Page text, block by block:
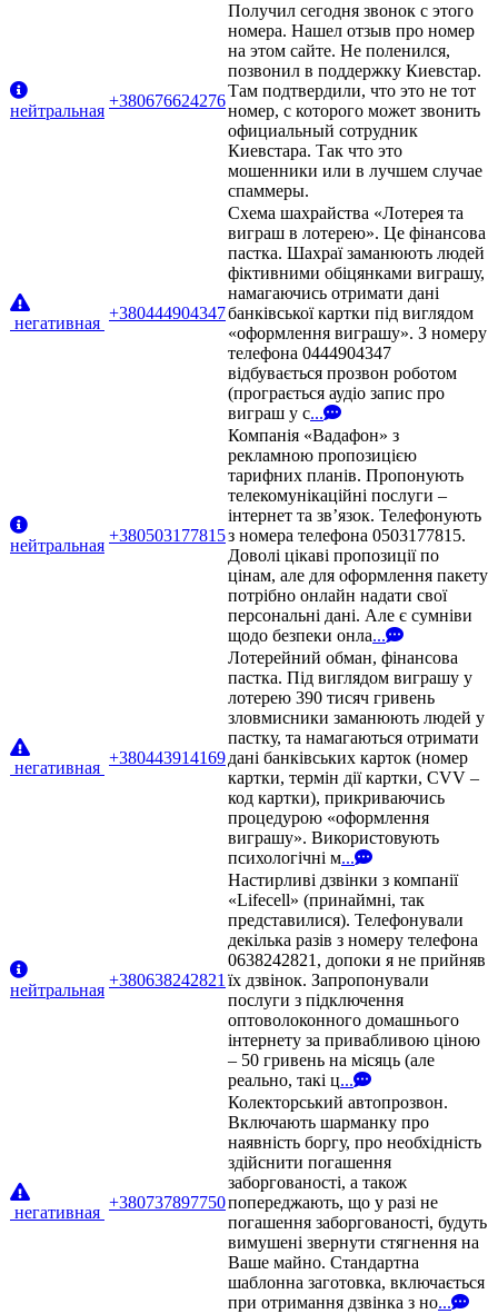
нейтральная
+380676624276
Получил сегодня звонок с этого
номера. Нашел отзыв про номер
на этом сайте. Не поленился,
позвонил в поддержку Киевстар.
Там подтвердили, что это не тот
номер, с которого может звонить
официальный сотрудник
Киевстара. Так что это
мошенники или в лучшем случае
спаммеры.
негативная
+380444904347
Схема шахрайства «Лотерея та
виграш в лотерею». Це фінансова
пастка. Шахраї заманюють людей
фіктивними обіцянками виграшу,
намагаючись отримати дані
банківської картки під виглядом
«оформлення виграшу». З номеру
телефона 0444904347
відбувається прозвон роботом
(програється аудіо запис про
виграш у с...
нейтральная
+380503177815
Компанія «Вадафон» з
рекламною пропозицією
тарифних планів. Пропонують
телекомунікаційні послуги –
інтернет та зв’язок. Телефонують
з номера телефона 0503177815.
Доволі цікаві пропозиції по
цінам, але для оформлення пакету
потрібно онлайн надати свої
персональні дані. Але є сумніви
щодо безпеки онла...
негативная
+380443914169
Лотерейний обман, фінансова
пастка. Під виглядом виграшу у
лотерею 390 тисяч гривень
зловмисники заманюють людей у
пастку, та намагаються отримати
дані банківських карток (номер
картки, термін дії картки, CVV –
код картки), прикриваючись
процедурою «оформлення
виграшу». Використовують
психологічні м...
нейтральная
+380638242821
Настирливі дзвінки з компанії
«Lifecell» (принаймні, так
представилися). Телефонували
декілька разів з номеру телефона
0638242821, допоки я не прийняв
їх дзвінок. Запропонували
послуги з підключення
оптоволоконного домашнього
інтернету за привабливою ціною
– 50 гривень на місяць (але
реально, такі ц...
негативная
+380737897750
Колекторський автопрозвон.
Включають шарманку про
наявність боргу, про необхідність
здійснити погашення
заборгованості, а також
попереджають, що у разі не
погашення заборгованості, будуть
вимушені звернути стягнення на
Ваше майно. Стандартна
шаблонна заготовка, включається
при отримання дзвінка з но...